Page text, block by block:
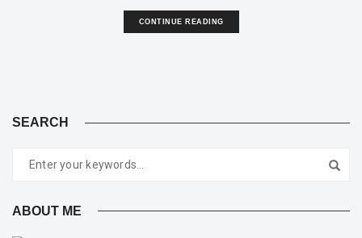
CONTINUE READING
SEARCH
ABOUT ME